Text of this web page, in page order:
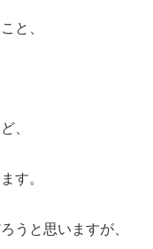
と、
、
す。
うと思いますが、